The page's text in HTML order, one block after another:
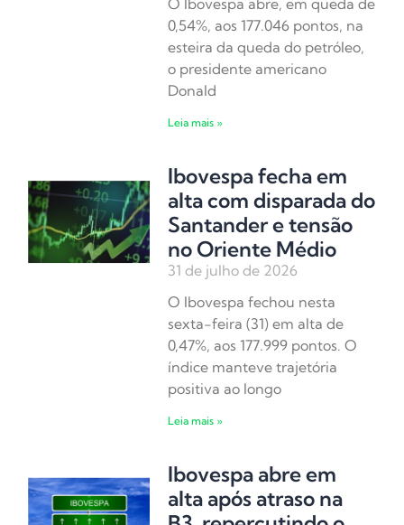
O Ibovespa abre, em queda de
0,54%, aos 177.046 pontos, na
esteira da queda do petróleo,
o presidente americano
Donald
Leia mais »
Ibovespa fecha em
alta com disparada do
Santander e tensão
no Oriente Médio
31 de julho de 2026
O Ibovespa fechou nesta
sexta-feira (31) em alta de
0,47%, aos 177.999 pontos. O
índice manteve trajetória
positiva ao longo
Leia mais »
Ibovespa abre em
alta após atraso na